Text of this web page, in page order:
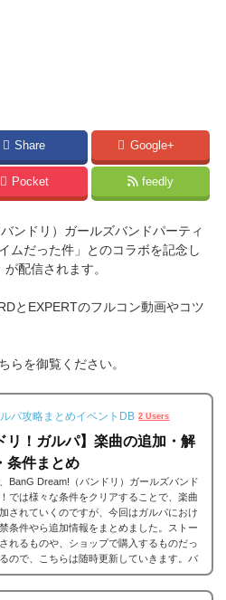
Share Google+
Pocket feedly
ンドリ）ガールズバンドパーティ
ムだった件」とのコラボを記念し
配信されます。
とEXPERTのフルコン動画やコツ
らを御覧ください。
パ攻略まとめイベントDB 2 Users
リ！ガルパ】楽曲の追加・解
条件まとめ
BanG Dream!（バンドリ）ガールズバンド
では様々な条件をクリアすることで、楽曲
されていくのですが、今回はガルパにおけ
条件やら追加情報をまとめました。ストー
れるものや、ショップで購入するものだっ
ので、こちらは随時更新していきます。バ
の楽曲の追加・解禁方法一覧それでは、バ
に於ける楽曲の追加・解禁方法一覧です。